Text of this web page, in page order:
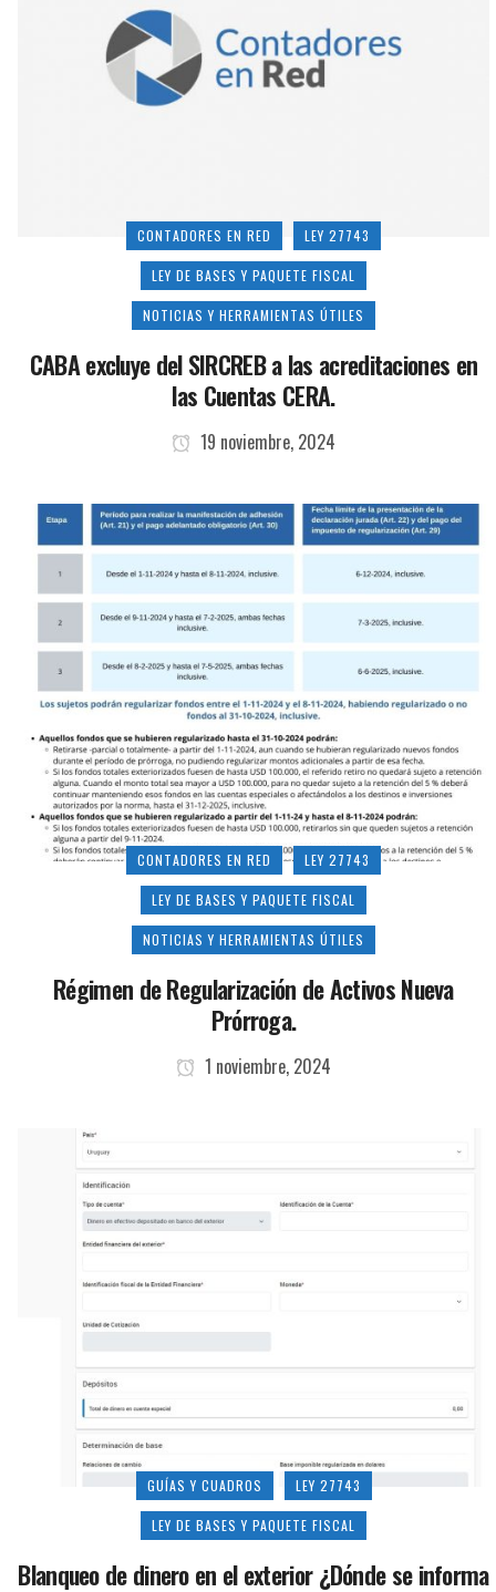
CONTADORES EN RED LEY 27743
LEY DE BASES Y PAQUETE FISCAL
NOTICIAS Y HERRAMIENTAS ÚTILES
CABA excluye del SIRCREB a las acreditaciones en
las Cuentas CERA.
19 noviembre, 2024
CONTADORES EN RED LEY 27743
LEY DE BASES Y PAQUETE FISCAL
NOTICIAS Y HERRAMIENTAS ÚTILES
Régimen de Regularización de Activos Nueva
Prórroga.
1 noviembre, 2024
GUÍAS Y CUADROS LEY 27743
LEY DE BASES Y PAQUETE FISCAL
Blanqueo de dinero en el exterior ¿Dónde se informa